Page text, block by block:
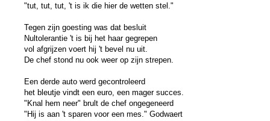
"tut, tut, tut, 't is ik die hier de wetten stel."
Tegen zijn goesting was dat besluit
Nultolerantie 't is bij het haar gegrepen
vol afgrijzen voert hij 't bevel nu uit.
De chef stond nu ook weer op zijn strepen.
Een derde auto werd gecontroleerd
het bleutje vindt een euro, een mager succes.
"Knal hem neer" brult de chef ongegeneerd
"Hij is aan 't sparen voor een mes." Godwaert